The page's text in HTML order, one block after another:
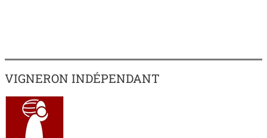
VIGNERON INDÉPENDANT